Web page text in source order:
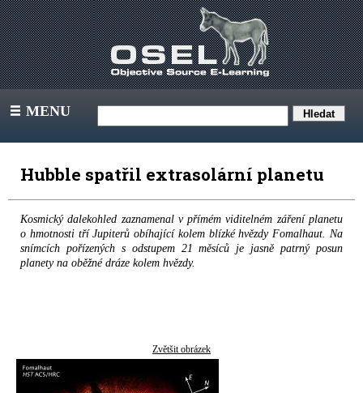
III MENU
Hubble spatřil extrasolární planetu
Kosmický dalekohled zaznamenal v přímém viditelném záření planetu
o hmotnosti tří Jupiterů obíhající kolem blízké hvězdy Fomalhaut. Na
snímcích pořízených s odstupem 21 měsíců je jasně patrný posun
planety na oběžné dráze kolem hvězdy.
Zvětšit obrázek